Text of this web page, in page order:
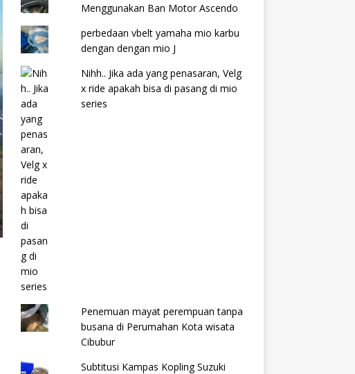
Menggunakan Ban Motor Ascendo
perbedaan vbelt yamaha mio karbu
dengan dengan mio J
Nihh.. Jika ada yang penasaran, Velg
x ride apakah bisa di pasang di mio
series
Penemuan mayat perempuan tanpa
busana di Perumahan Kota wisata
Cibubur
Subtitusi Kampas Kopling Suzuki